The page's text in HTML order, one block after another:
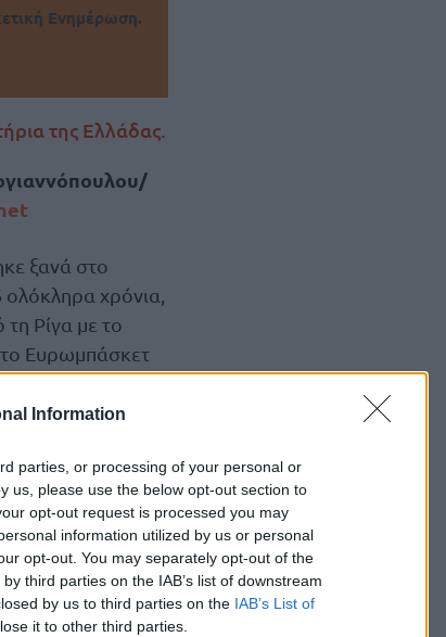
Information
parties, or processing of your personal or
us, please use the below opt-out section to
opt-out request is processed you may
information utilized by us or personal
opt-out. You may separately opt-out of the
third parties on the IAB’s list of downstream
by us to third parties on the IAB’s List of
it to other third parties.
Ενημέρωση.
της Ελλάδας.
ξανά στο
χρόνια,
Ρίγα με το
Ευρωμπάσκετ
πίστευαν σε κάτι
οΚώστας
καλό για τη
που ήρθε στο